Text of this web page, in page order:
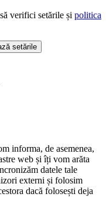
verifici setările și politica
setările
informa, de asemenea,
web și îți vom arăta
datele tale
externi și folosim
dacă folosești deja